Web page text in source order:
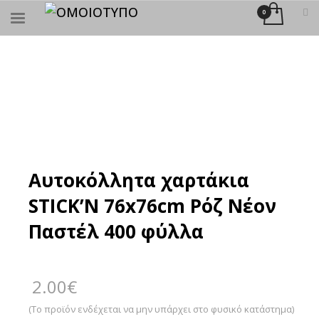
ΑΝΑΖΉΤΗΣΗ
Αυτοκόλλητα χαρτάκια
STICK’N 76x76cm Ρόζ Νέον
Παστέλ 400 φύλλα
2.00€
(Το προϊόν ενδέχεται να μην υπάρχει στο φυσικό κατάστημα)